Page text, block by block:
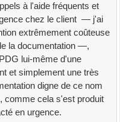
à l'aide fréquents et
chez le client — j'ai
extrêmement coûteuse
la documentation —,
lui-même d'une
et simplement une très
digne de ce nom
comme cela s'est produit
en urgence.